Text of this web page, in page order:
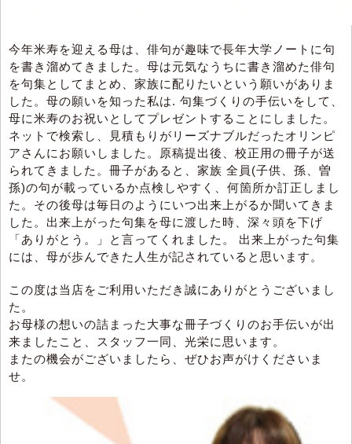
今年米寿を迎える母は、俳句が趣味で長年大学ノートに句
を書き溜めてきました。母は元気なうちに書き溜めた俳句
を句集としてまとめ、家族に配りたいという願いがありま
した。母の願いを知った私は. 句集づくりの手伝いをして、
母に米寿のお祝いとしてプレゼントすることにしました。
ネットで検索し、見積もりがリーズナブルだったオリンピ
アさんにお願いしました。原稿提出後、校正用の冊子が送
られてきました。冊子があると、家族 全員(子供、孫、曽
孫)の句が載っているか点検しやすく、何箇所か訂正しまし
た。その後母は毎日のようにいつ出来上がるか聞いてきま
した。出来上がった句集を母に渡した時、深々頭を下げ
「ありがとう。」と言ってくれました。 出来上がった句集
には、母が歩んできた人生が記されていると思います。
この度は当店をご利用いただき誠にありがとうございまし
た。
お母様の想いの詰まった大事な冊子づくりのお手伝いが出
来ましたこと、スタッフ一同、光栄に思います。
またの機会がございましたら、ぜひお声がけくださいま
せ。